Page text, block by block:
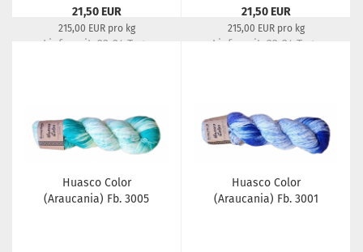
21,50 EUR
215,00 EUR pro kg
Lieferzeit: 22-24 Tage
21,50 EUR
215,00 EUR pro kg
Lieferzeit: 22-24 Tage
Huasco Color
(Araucania) Fb. 3005
Huasco Color
(Araucania) Fb. 3001